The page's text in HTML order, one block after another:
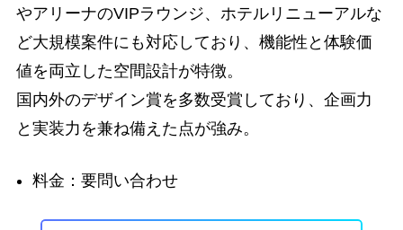
やアリーナのVIPラウンジ、ホテルリニューアルな
ど大規模案件にも対応しており、機能性と体験価
値を両立した空間設計が特徴。
国内外のデザイン賞を多数受賞しており、企画力
と実装力を兼ね備えた点が強み。
料金：要問い合わせ